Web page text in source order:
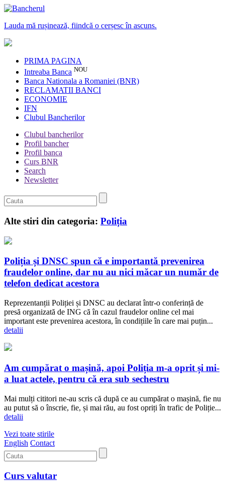
Lauda mă rușinează, fiindcă o cerșesc în ascuns.
PRIMA PAGINA
Intreaba Banca NOU
Banca Nationala a Romaniei (BNR)
RECLAMATII BANCI
ECONOMIE
IFN
Clubul Bancherilor
Clubul bancherilor
Profil bancher
Profil banca
Curs BNR
Search
Newsletter
Alte stiri din categoria: Poliția
Poliția și DNSC spun că e importantă prevenirea
fraudelor online, dar nu au nici măcar un număr de
telefon dedicat acestora
Reprezentanții Poliției și DNSC au declarat într-o conferință de
presă organizată de ING că în cazul fraudelor online cel mai
important este prevenirea acestora, în condițiile în care mai puțin...
detalii
Am cumpărat o mașină, apoi Poliția m-a oprit și mi-
a luat actele, pentru că era sub sechestru
Mai mulți cititori ne-au scris că după ce au cumpărat o mașină, fie nu
au putut să o înscrie, fie, și mai rău, au fost opriți în trafic de Poliție...
detalii
Vezi toate stirile
English Contact
Curs valutar